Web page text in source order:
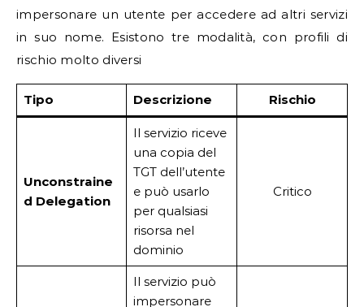
impersonare un utente per accedere ad altri servizi
in suo nome. Esistono tre modalità, con profili di
rischio molto diversi
Tipo Descrizione Rischio
Unconstraine
d Delegation
Il servizio riceve
una copia del
TGT dell’utente
e può usarlo
per qualsiasi
risorsa nel
dominio
Critico
Il servizio può
impersonare